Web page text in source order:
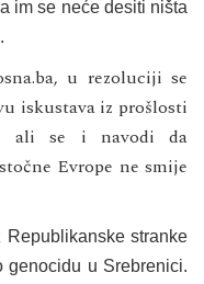
im se neće desiti ništa
, u rezoluciji se
iskustava iz prošlosti
ali se i navodi da
Evrope ne smije
stranke
u Srebrenici.